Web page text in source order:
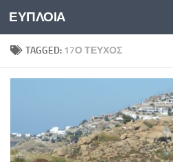
Skip to content
ΕΥΠΛΟΙΑ
TAGGED: 17Ο ΤΕΎΧΟΣ